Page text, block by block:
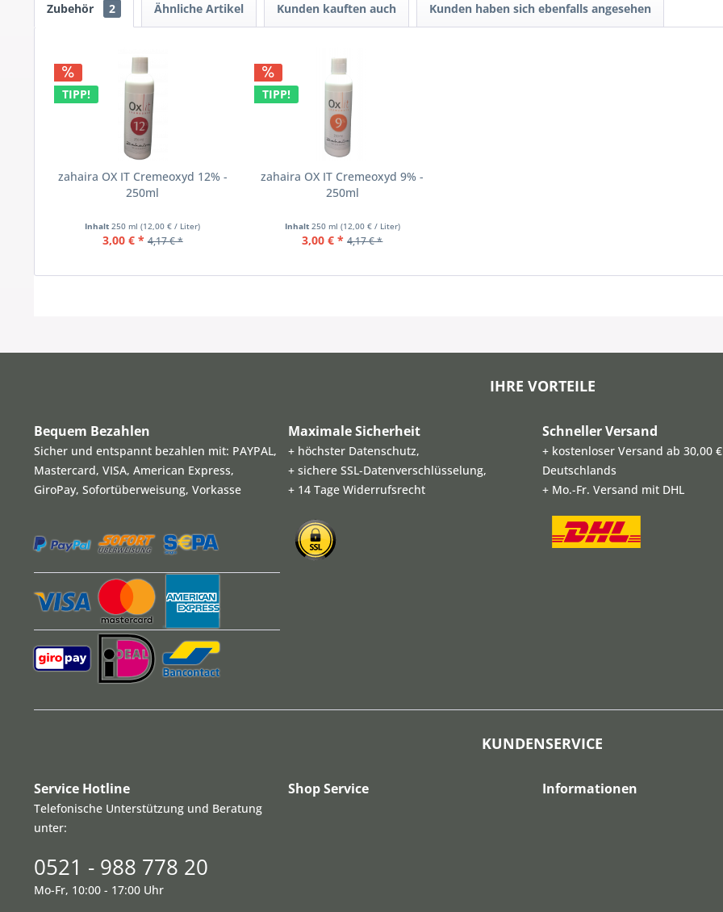
Zubehör 2 Ähnliche Artikel Kunden kauften auch Kunden haben sich ebenfalls angesehen
TIPP!
zahaira OX IT Cremeoxyd 12% -
250ml
Inhalt250 ml(12,00 € / Liter)
3,00 € * 4,17 € *
TIPP!
zahaira OX IT Cremeoxyd 9% -
250ml
Inhalt 250 ml (12,00 € / Liter)
3,00 € * 4,17 € *
IHRE VORTEILE
Bequem Bezahlen
Sicher und entspannt bezahlen mit: PAYPAL,
Mastercard, VISA, American Express,
GiroPay, Sofortüberweisung, Vorkasse
Maximale Sicherheit
+ höchster Datenschutz,
+ sichere SSL-Datenverschlüsselung,
+ 14 Tage Widerrufsrecht
Schneller Versand
+ kostenloser Versand ab 30,00
Deutschlands
+ Mo.-Fr. Versand mit DHL
KUNDENSERVICE
Service Hotline
Telefonische Unterstützung und Beratung
unter:
0521 - 988 778 20
Mo-Fr, 10:00 - 17:00 Uhr
Shop Service Informationen